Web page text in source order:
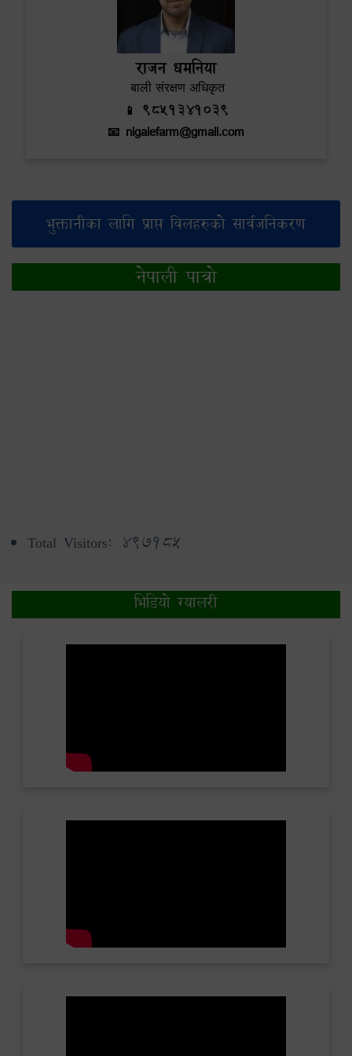
राजन धमनिया
बाली संरक्षण अधिकृत
📱 9851341039
📧 nigalefarm@gmail.com
भुक्तानीका लागि प्राप्त विलहरुको सार्वजनिकरण
नेपाली पात्रो
Total Visitors: 497185
भिडियो ग्यालरी